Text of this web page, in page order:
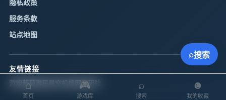
隐私政策
服务条款
站点地图
友情链接
游戏葡萄 机核网游研社
⌂
首页
🎮
游戏库
⌕
搜索
☻
我的收藏
⌕搜索